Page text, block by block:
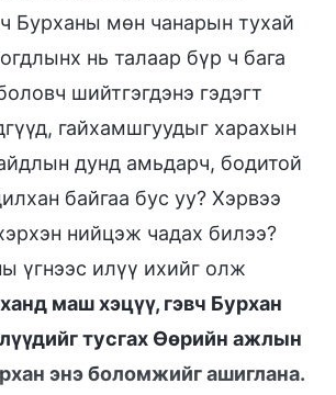
Бурханы мөн чанарын тухай
нь талаар бүр ч бага
шийтгэгдэнэ гэдэгт
гайхамшгуудыг харахын
дунд амьдарч, бодитой
байгаа бус уу? Хэрвээ
нийцэж чадах билээ?
үгнээс илүү ихийг олж
маш хэцүү, гэвч Бурхан
тусгах Өөрийн ажлын
энэ боломжийг ашиглана.